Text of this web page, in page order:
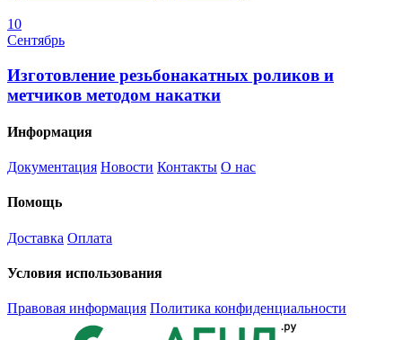
10
Сентябрь
Изготовление резьбонакатных роликов и
метчиков методом накатки
Информация
Документация Новости Контакты О нас
Помощь
Доставка Оплата
Условия использования
Правовая информация Политика конфиденциальности